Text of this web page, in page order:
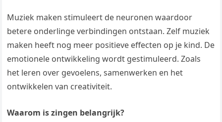
Muziek maken stimuleert de neuronen waardoor
betere onderlinge verbindingen ontstaan. Zelf muziek
maken heeft nog meer positieve effecten op je kind. De
emotionele ontwikkeling wordt gestimuleerd. Zoals
het leren over gevoelens, samenwerken en het
ontwikkelen van creativiteit.
Waarom is zingen belangrijk?